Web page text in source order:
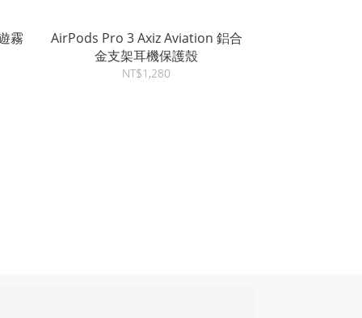
霧
AirPods Pro 3 Axiz Aviation 鋁合
金支架耳機保護殼
NT$1,280